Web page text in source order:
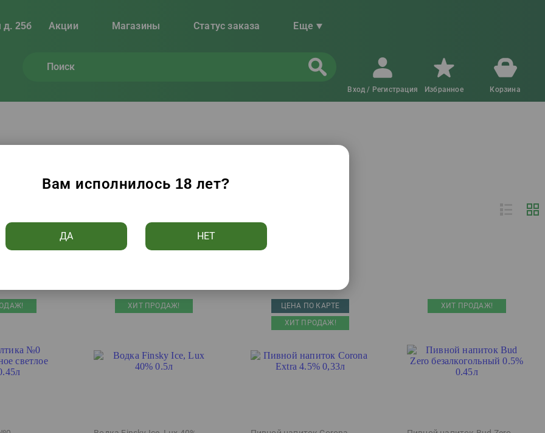
д. 25б Акции Магазины Статус заказа Еще
Вход / Регистрация Избранное Корзина
Вам исполнилось 18 лет?
ДА НЕТ
вино, пиво товара)
ХИТ ПРОДАЖ!
ЦЕНА ПО КАРТЕ
ХИТ ПРОДАЖ!
ХИТ ПРОДАЖ!